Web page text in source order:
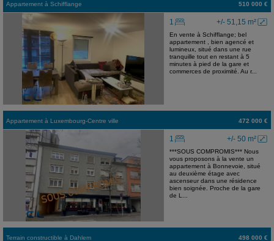
Appartement à Schifflange 510 000 €
+/- 51,15 m²
1
En vente à Schifflange; bel
appartement , bien agencé et
lumineux, situé dans une rue
tranquille tout en restant à 5
minutes à pied de la gare et
commerces de proximité. Au r...
Appartement à Luxembourg-Centre ville 472 000 €
+/- 50 m²
1
***SOUS COMPROMIS*** Nous
vous proposons à la vente un
appartement à Bonnevoie, situé
au deuxième étage avec
ascenseur dans une résidence
bien soignée. Proche de la gare
de L...
Terrain constructible à Dahlem 498 000 €